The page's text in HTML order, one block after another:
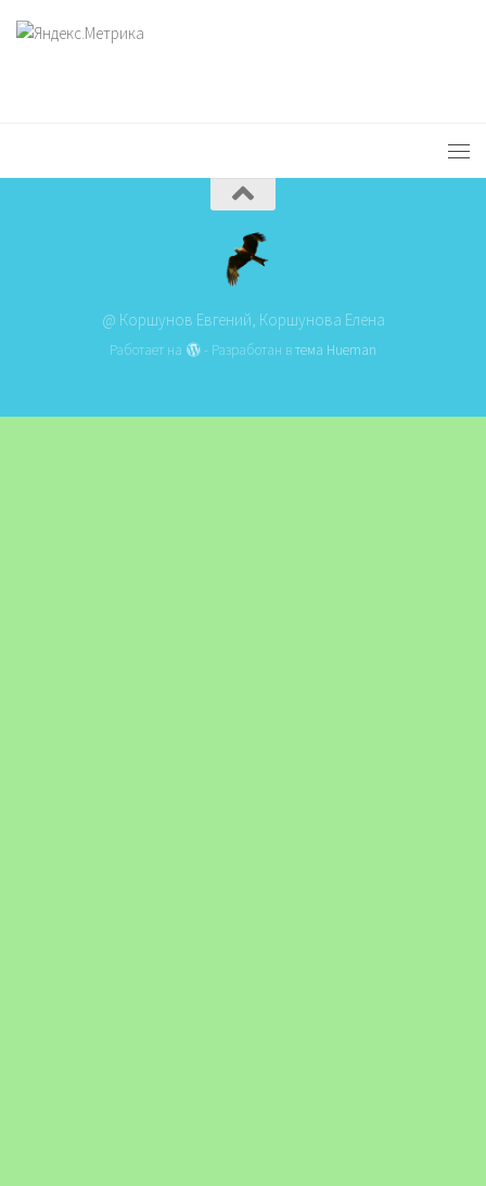
@ Коршунов Евгений, Коршунова Елена
Работает на - Разработан втема Hueman